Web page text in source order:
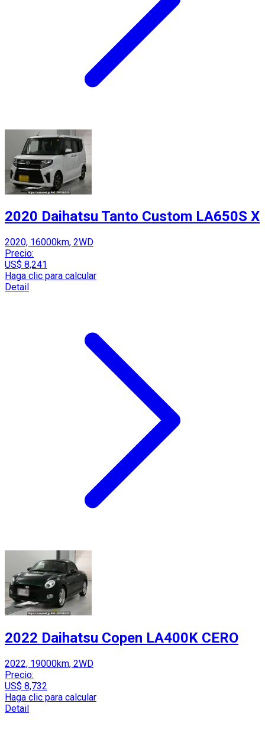
2020 Daihatsu Tanto Custom LA650S X
2020, 16000km, 2WD
Precio:
US$ 8,241
Haga clic para calcular
Detail
2022 Daihatsu Copen LA400K CERO
2022, 19000km, 2WD
Precio:
US$ 8,732
Haga clic para calcular
Detail